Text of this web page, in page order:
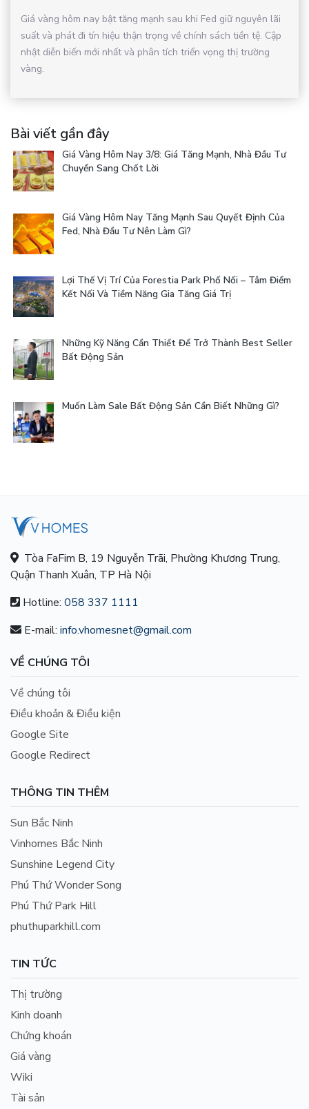
Giá vàng hôm nay bật tăng mạnh sau khi Fed giữ nguyên lãi
suất và phát đi tín hiệu thận trọng về chính sách tiền tệ. Cập
nhật diễn biến mới nhất và phân tích triển vọng thị trường
vàng.
Bài viết gần đây
Giá Vàng Hôm Nay 3/8: Giá Tăng Mạnh, Nhà Đầu Tư
Chuyển Sang Chốt Lời
Giá Vàng Hôm Nay Tăng Mạnh Sau Quyết Định Của
Fed, Nhà Đầu Tư Nên Làm Gì?
Lợi Thế Vị Trí Của Forestia Park Phố Nối – Tâm Điểm
Kết Nối Và Tiềm Năng Gia Tăng Giá Trị
Những Kỹ Năng Cần Thiết Để Trở Thành Best Seller
Bất Động Sản
Muốn Làm Sale Bất Động Sản Cần Biết Những Gì?
Tòa FaFim B, 19 Nguyễn Trãi, Phường Khương Trung,
Quận Thanh Xuân, TP Hà Nội
Hotline: 058 337 1111
E-mail: info.vhomesnet@gmail.com
VỀ CHÚNG TÔI
Về chúng tôi
Điều khoản & Điều kiện
Google Site
Google Redirect
THÔNG TIN THÊM
Sun Bắc Ninh
Vinhomes Bắc Ninh
Sunshine Legend City
Phú Thứ Wonder Song
Phú Thứ Park Hill
phuthuparkhill.com
TIN TỨC
Thị trường
Kinh doanh
Chứng khoán
Giá vàng
Wiki
Tài sản